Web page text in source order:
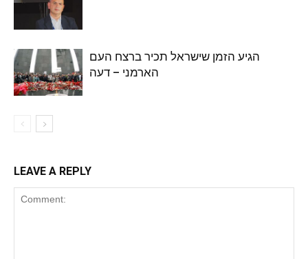
הגיע הזמן שישראל תכיר ברצח העם
הארמני – דעה
LEAVE A REPLY